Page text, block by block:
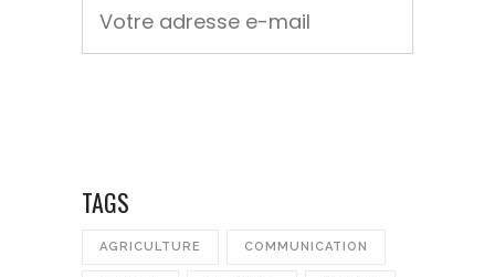
TAGS
AGRICULTURE COMMUNICATION